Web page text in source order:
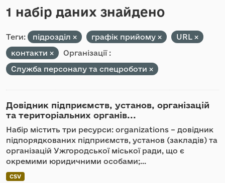
1 набір даних знайдено
Теги: підрозділ графік прийому
URL
контакти
Організації :
Служба персоналу та спецроботи
Довідник підприємств, установ, організацій
та територіальних органів...
Набір містить три ресурси: organizations – довідник
підпорядкованих підприємств, установ (закладів) та
організацій Ужгородської міської ради, що є
окремими юридичними особами;...
CSV